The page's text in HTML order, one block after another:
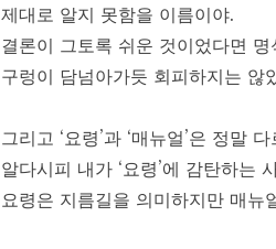
제대로 알지 못함을 이름이야.
결론이 그토록 쉬운 것이었다면
구렁이 담넘아가듯 회피하지는 않
그리고 ‘요령’과 ‘매뉴얼’은 정말
알다시피 내가 ‘요령’에 감탄하는
요령은 지름길을 의미하지만 매뉴